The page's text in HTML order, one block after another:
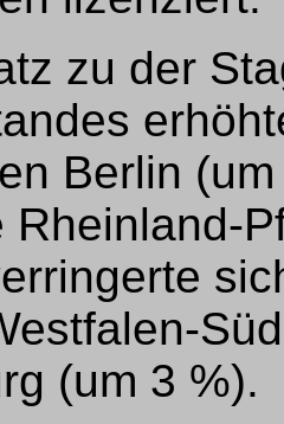
zu der
Berlin
Rheinland-
(um 3 %).